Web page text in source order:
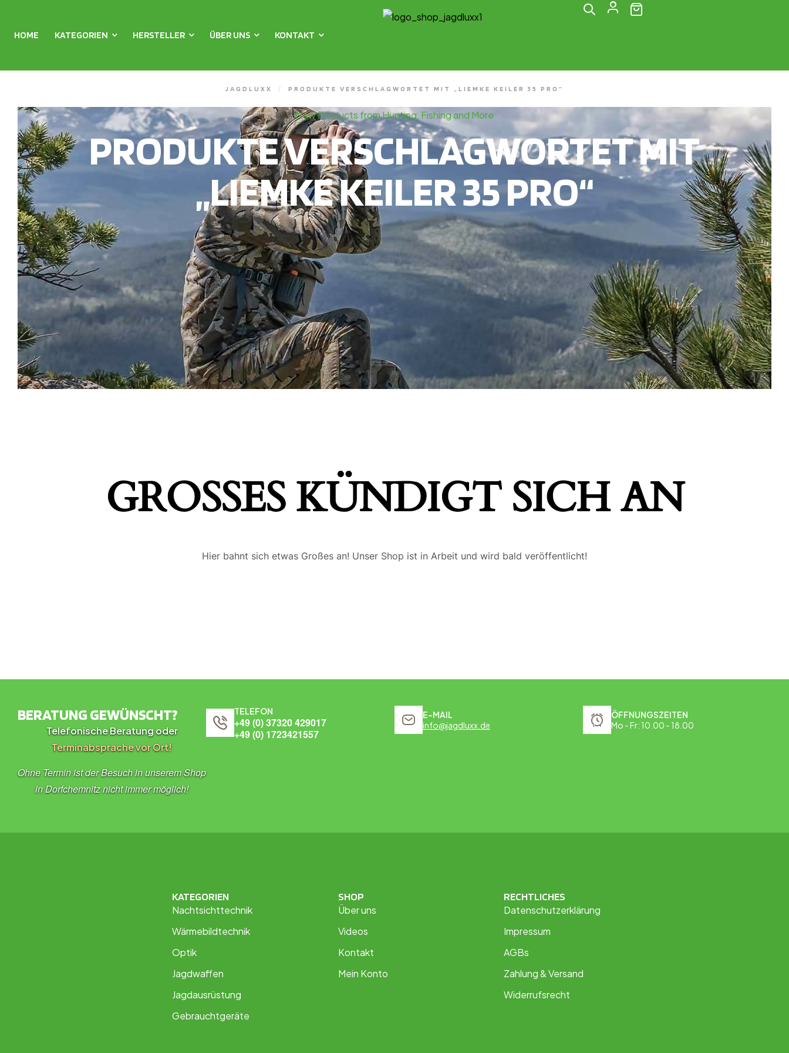
HOME KATEGORIEN HERSTELLER ÜBER UNS KONTAKT
JAGDLUXX / PRODUKTE VERSCHLAGWORTET MIT „LIEMKE KEILER 35 PRO“
New Products from Hunting, Fishing and More
PRODUKTE VERSCHLAGWORTET MIT
„LIEMKE KEILER 35 PRO“
GROSSES KÜNDIGT SICH AN
Hier bahnt sich etwas Großes an! Unser Shop ist in Arbeit und wird bald veröffentlicht!
BERATUNG GEWÜNSCHT?
Telefonische Beratung oder
Terminabsprache vor Ort!
Ohne Termin ist der Besuch in unserem Shop
in Dorfchemnitz nicht immer möglich!
TELEFON
+49 (0) 37320 429017
+49 (0) 1723421557
E-MAIL
info@jagdluxx.de
ÖFFNUNGSZEITEN
Mo - Fr: 10.00 - 18.00
KATEGORIEN
Nachtsichttechnik
Wärmebildtechnik
Optik
Jagdwaffen
Jagdausrüstung
Gebrauchtgeräte
SHOP
Über uns
Videos
Kontakt
Mein Konto
RECHTLICHES
Datenschutzerklärung
Impressum
AGBs
Zahlung & Versand
Widerrufsrecht